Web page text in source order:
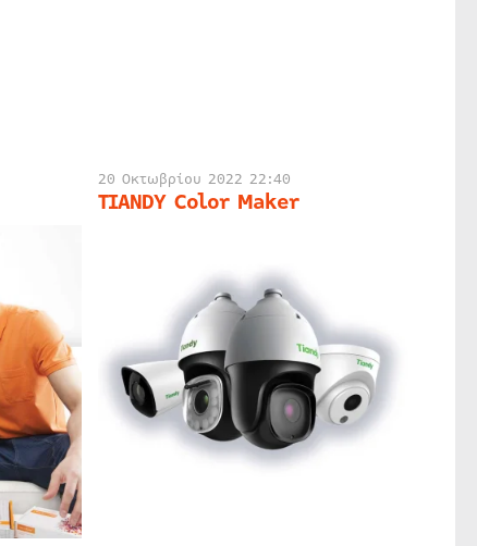
20 Οκτωβρίου 2022 22:40
TIANDY Color Maker